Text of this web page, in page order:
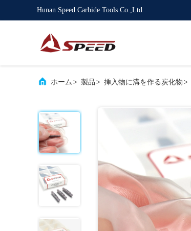
Hunan Speed Carbide Tools Co.,Ltd
ホーム > 製品 > 挿入物に溝を作る炭化物 >